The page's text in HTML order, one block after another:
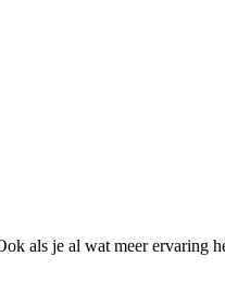
als je al wat meer ervaring